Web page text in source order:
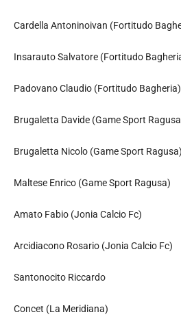
Cardella Antoninoivan (Fortitudo
Insarauto Salvatore (Fortitudo
Padovano Claudio (Fortitudo Bagheria)
Brugaletta Davide (Game Sport
Brugaletta Nicolo (Game Sport Ragusa)
Maltese Enrico (Game Sport Ragusa)
Amato Fabio (Jonia Calcio Fc)
Arcidiacono Rosario (Jonia Calcio Fc)
Santonocito Riccardo
Concet (La Meridiana)